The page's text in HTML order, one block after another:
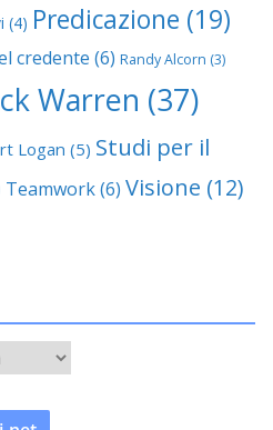
(4) Predicazione (19)
credente (6) Randy Alcorn (3)
Warren (37)
Logan (5) Studi per il
Teamwork(6) Visione (12)